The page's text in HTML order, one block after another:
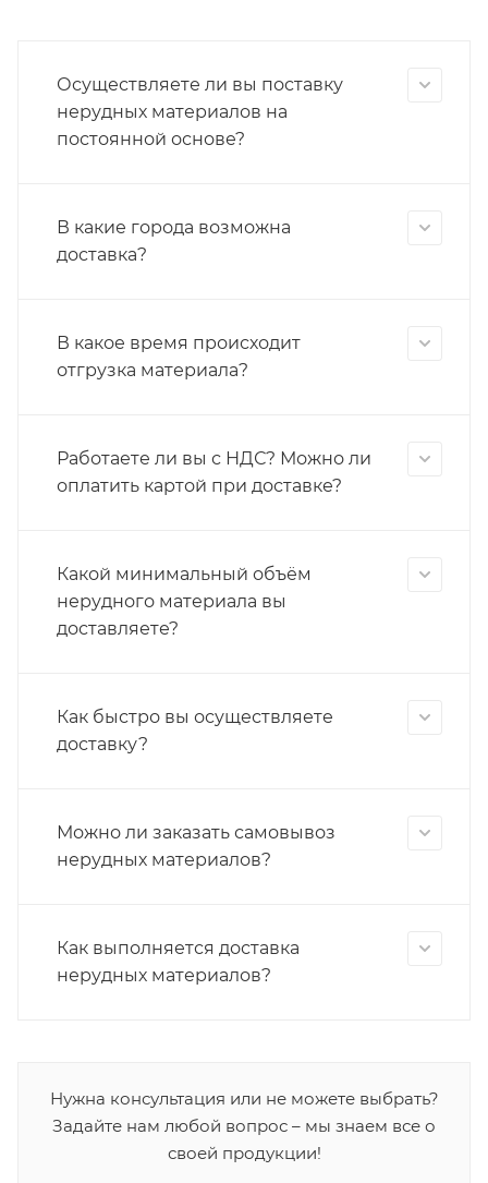
Осуществляете ли вы поставку
нерудных материалов на
постоянной основе?
В какие города возможна
доставка?
В какое время происходит
отгрузка материала?
Работаете ли вы с НДС? Можно ли
оплатить картой при доставке?
Какой минимальный объём
нерудного материала вы
доставляете?
Как быстро вы осуществляете
доставку?
Можно ли заказать самовывоз
нерудных материалов?
Как выполняется доставка
нерудных материалов?
Нужна консультация или не можете выбрать?
Задайте нам любой вопрос – мы знаем все о
своей продукции!